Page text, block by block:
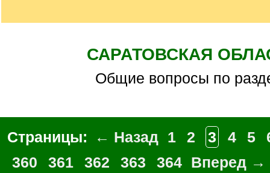
САРАТОВСКАЯ
Общие вопросы по
Страницы: ← Назад 1 2 3 4 5
360
361 362 363 364 Вперед →